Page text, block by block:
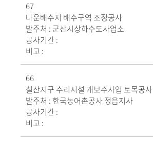
67
나운배수지 배수구역 조정공사
발주처 :군산시상하수도사업소
공사기간 :
비고 :
66
칠산지구 수리시설 개보수사업 토목공사
발주처 : 한국농어촌공사 정읍지사
공사기간 :
비고 :